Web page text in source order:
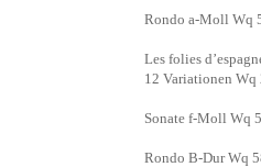
Rondo a-Moll Wq
Les folies
12 Variationen Wq
Sonate f-Moll Wq
Rondo B-Dur Wq